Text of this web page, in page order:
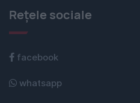
Rețele sociale
facebook
whatsapp